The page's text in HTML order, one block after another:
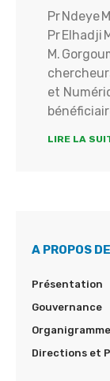
Pr Ndeye
Pr Elhadji
M.
et
LIRE LA
A PROPOS
Présentation
Gouvernance
Organigramme
Directions et